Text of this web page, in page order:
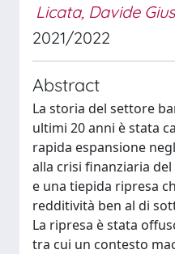
Licata, Davide
2021/2022
Abstract
La storia del settore
ultimi 20 anni è stata
rapida espansione
alla crisi finanziaria
e una tiepida ripresa
redditività ben al di
La ripresa è stata
tra cui un contesto